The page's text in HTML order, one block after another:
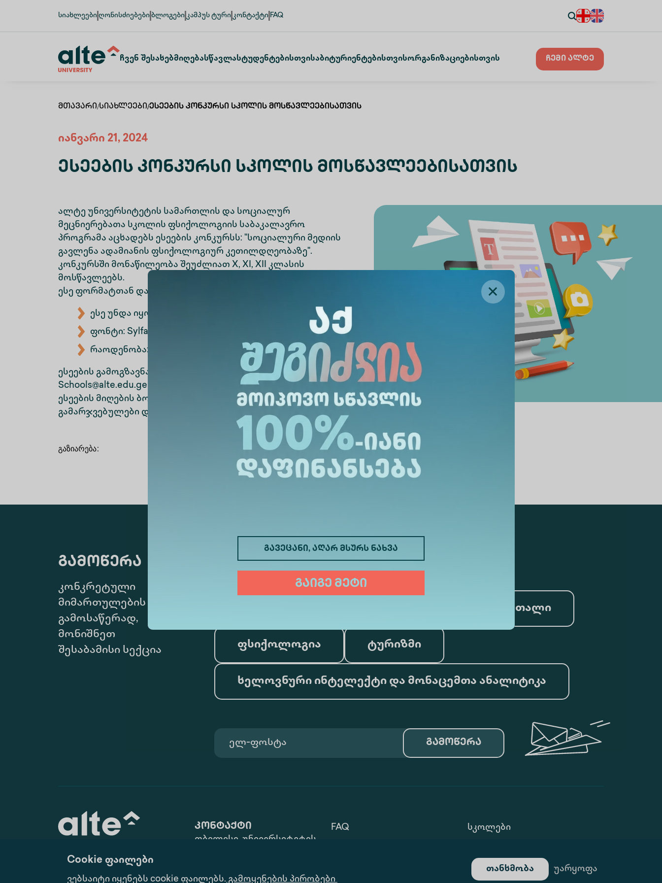
Cookie ფაილები
ვებსაიტი იყენებს cookie ფაილებს. გამოყენების პირობები
უარყოფა
თანხმობა
სიახლეები ღონისძიებები ბლოგები კამპუს ტური კონტაქტი FAQ
Ჩვენ ᲨესახებᲛიღებაᲡწავლაᲡტუდენტებისთვისᲐბიტურიენტებისთვისᲝრგანიზაციებისთვის ჩემი ალტე
გავეცანი, აღარ მსურს ნახვა
გაიგე მეტი
Მთავარი/Სიახლეები/Ესეების Კონკურსი Სკოლის Მოსწავლეებისათვის
იანვარი 21, 2024
Ესეების Კონკურსი Სკოლის Მოსწავლეებისათვის
ალტე უნივერსიტეტის სამართლის და სოციალურ
მეცნიერებათა სკოლის ფსიქოლოგიის საბაკალავრო
პროგრამა აცხადებს ესეების კონკურსს: "სოციალური მედიის
გავლენა ადამიანის ფსიქოლოგიურ კეთილდღეობაზე".
კონკურსში მონაწილეობა შეუძლიათ X, XI, XII კლასის
მოსწავლეებს.
ესე ფორმატთან დაკავშირებული დეტალები:
ესე უნდა იყოს Word-ის ფაილში,
ფონტი: Sylfaen, ზომა: 11
რაოდენობა: 300 - 600 სიტყვა.
ესეების გამოგზავნა შეგიძლია მოცემულ ელ-ფოსტაზე:
Schools@alte.edu.ge
ესეების მიღების ბოლო ვადაა 19 თებერვალი.
გამარჯვებულები დაჯილდოვდებიან სპეციალური პრიზებით.
გაზიარება:
გამოწერა
კონკრეტული
მიმართულების
გამოსაწერად,
მონიშნეთ
შესაბამისი სექცია
მედიცინა ბიზნესი
სამართალი
ფსიქოლოგია ტურიზმი
ხელოვნური ინტელექტი და მონაცემთა ანალიტიკა
გამოწერა
კონტაქტი
თბილისი, უნივერსიტეტის
info@alte.edu.ge
FAQ Სკოლები